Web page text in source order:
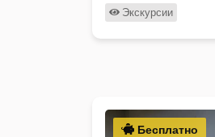
Экскурсии
Бесплатно